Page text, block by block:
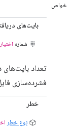
خواص
بایت‌های
شماره
تعداد بایت‌های
فشرده‌سازی
خطر
نوع خطر